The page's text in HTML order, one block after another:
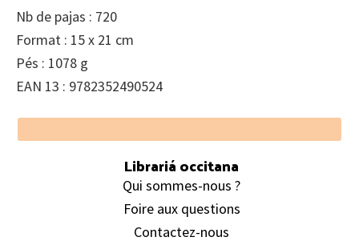
Nb de pajas : 720
Format : 15 x 21 cm
Pés : 1078 g
EAN 13 : 9782352490524
Footer
Librariá occitana
Qui sommes-nous ?
Foire aux questions
Contactez-nous